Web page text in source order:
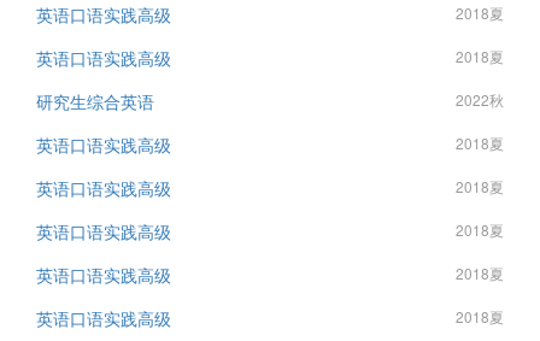
英语口语实践高级 2018夏
英语口语实践高级 2018夏
研究生综合英语 2022秋
英语口语实践高级 2018夏
英语口语实践高级 2018夏
英语口语实践高级 2018夏
英语口语实践高级 2018夏
英语口语实践高级 2018夏